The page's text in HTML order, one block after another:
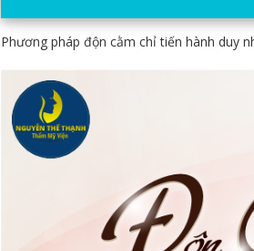
Phương pháp độn cằm chỉ tiến hành duy